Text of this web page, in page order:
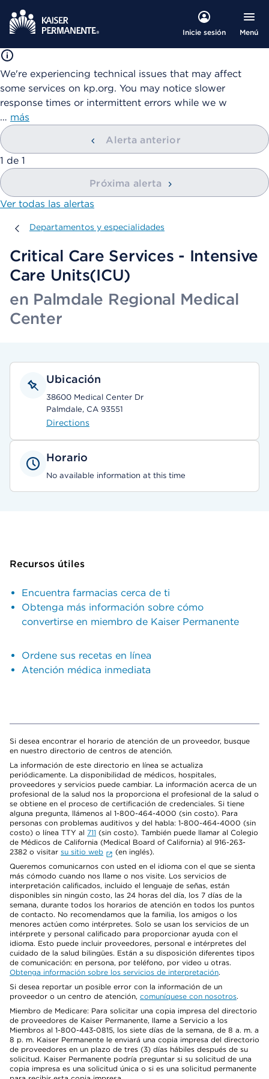
Inicie sesión Menú
We're experiencing technical issues that may affect
some services on kp.org. You may notice slower
response times or intermittent errors while we w
… más
Alerta anterior
mostrando
1 de 1
Próxima alerta
Ver todas las alertas
Departamentos y especialidades
Departamentos y especialidades
Critical Care Services - Intensive
Care Units(ICU)
en Palmdale Regional Medical
Center
Ubicación
38600 Medical Center Dr
Palmdale, CA 93551
Directions
Horario
No available information at this time
Recursos útiles
Encuentra farmacias cerca de ti
Obtenga más información sobre cómo
convertirse en miembro de Kaiser Permanente
Ordene sus recetas en línea
Atención médica inmediata
Si desea encontrar el horario de atención de un proveedor, busque
en nuestro directorio de centros de atención.
La información de este directorio en línea se actualiza
periódicamente. La disponibilidad de médicos, hospitales,
proveedores y servicios puede cambiar. La información acerca de un
profesional de la salud nos la proporciona el profesional de la salud o
se obtiene en el proceso de certificación de credenciales. Si tiene
alguna pregunta, llámenos al 1-800-464-4000 (sin costo). Para
personas con problemas auditivos y del habla: 1-800-464-4000 (sin
costo) o línea TTY al 711 (sin costo). También puede llamar al Colegio
de Médicos de California (Medical Board of California) al 916-263-
2382 o visitar su sitio web
(en inglés).
Queremos comunicarnos con usted en el idioma con el que se sienta
más cómodo cuando nos llame o nos visite. Los servicios de
interpretación calificados, incluido el lenguaje de señas, están
disponibles sin ningún costo, las 24 horas del día, los 7 días de la
semana, durante todos los horarios de atención en todos los puntos
de contacto. No recomendamos que la familia, los amigos o los
menores actúen como intérpretes. Solo se usan los servicios de un
intérprete y personal calificado para proporcionar ayuda con el
idioma. Esto puede incluir proveedores, personal e intérpretes del
cuidado de la salud bilingües. Están a su disposición diferentes tipos
de comunicación: en persona, por teléfono, por video u otras.
Obtenga información sobre los servicios de interpretación.
Si desea reportar un posible error con la información de un
proveedor o un centro de atención, comuníquese con nosotros.
Miembro de Medicare: Para solicitar una copia impresa del directorio
de proveedores de Kaiser Permanente, llame a Servicio a los
Miembros al 1-800-443-0815, los siete días de la semana, de 8 a. m. a
8 p. m. Kaiser Permanente le enviará una copia impresa del directorio
de proveedores en un plazo de tres (3) días hábiles después de su
solicitud. Kaiser Permanente podría preguntar si su solicitud de una
copia impresa es una solicitud única o si es una solicitud permanente